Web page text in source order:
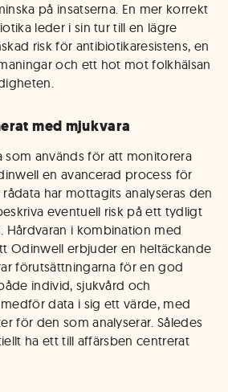
på insatserna. En mer korrekt
leder i sin tur till en lägre
risk för antibiotikaresistens, en
och ett hot mot folkhälsan
med mjukvara
som används för att monitorera
en avancerad process för
har mottagits analyseras den
eventuell risk på ett tydligt
Hårdvaran i kombination med
Odinwell erbjuder en heltäckande
förutsättningarna för en god
individ, sjukvård och
data i sig ett värde, med
för den som analyserar. Således
ha ett till affärsben centrerat